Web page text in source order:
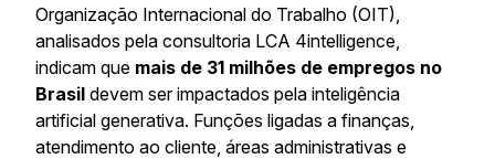
Organização Internacional do Trabalho (OIT),
analisados pela consultoria LCA 4intelligence,
indicam que mais de 31 milhões de empregos no
Brasil devem ser impactados pela inteligência
artificial generativa. Funções ligadas a finanças,
atendimento ao cliente, áreas administrativas e